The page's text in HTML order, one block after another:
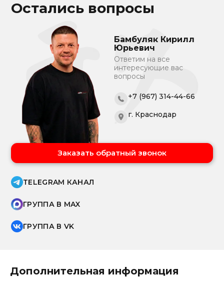
Остались вопросы
Бамбуляк Кирилл
Юрьевич
Ответим на все
интересующие вас
вопросы
+7 (967) 314-44-66
г. Краснодар
Заказать обратный звонок
TELEGRAM КАНАЛ
ГРУППА В MAX
ГРУППА В VK
Дополнительная информация